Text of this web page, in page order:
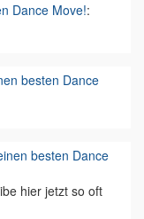
Dance Move!:
besten Dance
besten Dance
hier jetzt so oft